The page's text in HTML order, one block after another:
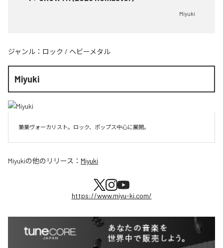
Miyuki
ジャンル： ロック / ヘビーメタル
Miyuki
兼業ヴォーカリスト。ロック、ポップス中心に展開。
Miyukiの他のリリース： Miyuki
https://www.miyu-ki.com/